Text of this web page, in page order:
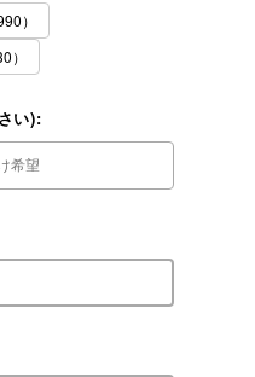
）
）
い):